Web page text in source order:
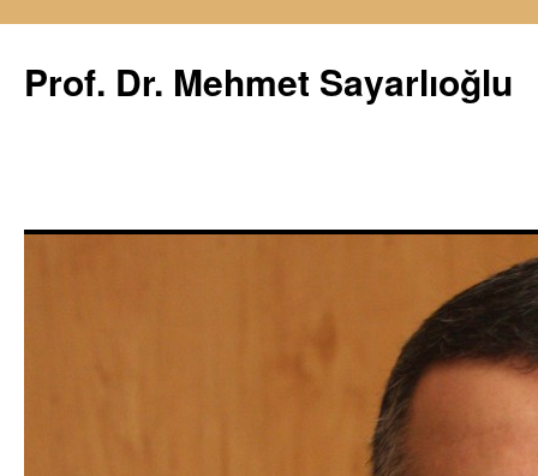
Prof. Dr. Mehmet Sayarlıoğlu